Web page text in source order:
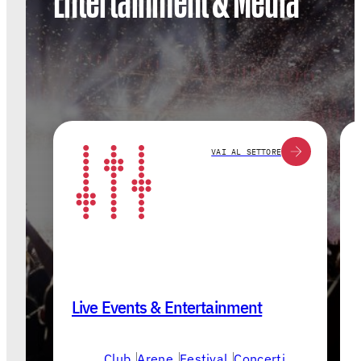
VAI AL SETTORE
Live Events & Entertainment